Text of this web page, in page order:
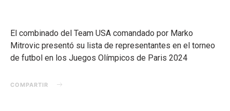
El combinado del Team USA comandado por Marko
Mitrovic presentó su lista de representantes en el torneo
de futbol en los Juegos Olímpicos de Paris 2024
COMPARTIR